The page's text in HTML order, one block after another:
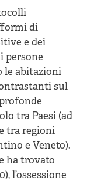
di
e dei
persone
le abitazioni
sul
tra Paesi (ad
tra regioni
e Veneto).
ha trovato
l’ossessione